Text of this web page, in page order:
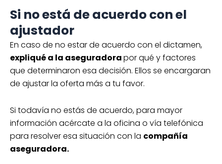
Si no está de acuerdo con el
ajustador
En caso de no estar de acuerdo con el dictamen,
expliqué a la aseguradorapor qué y factores
que determinaron esa decisión. Ellos se encargaran
de ajustar la oferta más a tu favor.
Si todavía no estás de acuerdo, para mayor
información acércate a la oficina o vía telefónica
para resolver esa situación con la compañía
aseguradora.